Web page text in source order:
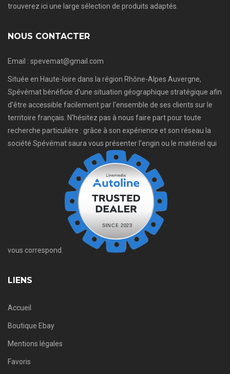
trouverez ici une large sélection de produits adaptés.
NOUS CONTACTER
Email : spevemat@gmail.com
Située en Haute-loire dans la région Rhône-Alpes Auvergne,
Spévémat bénéficie d'une situation géographique stratégique afin
d'être accessible facilement par l'ensemble de ses clients sur le
territoire français. N'hésitez pas à nous faire part pour toute
recherche particulière : grâce à son expérience et son réseau la
société Spévémat saura vous présenter l'engin ou le matériel qui
vous correspond.
LIENS
Accueil
Boutique Ebay
Mentions légales
Favoris